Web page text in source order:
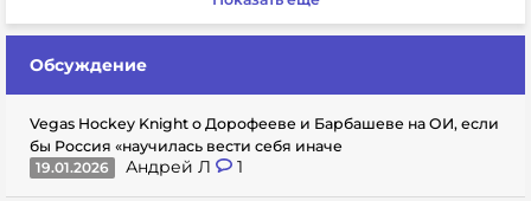
Обсуждение
Vegas Hockey Knight о Дорофееве и Барбашеве на ОИ, если
бы Россия «научилась вести себя иначе
19.01.2026
Андрей Л 1